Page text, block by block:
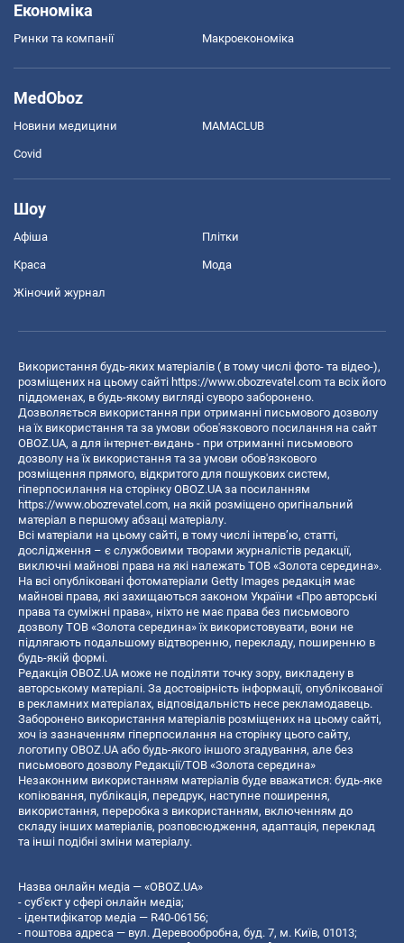
Економіка
Ринки та компанії Макроекономіка
MedOboz
Новини медицини MAMACLUB
Covid
Шоу
Афіша Плітки
Краса Мода
Жіночий журнал
Використання будь-яких матеріалів ( в тому числі фото- та відео-),
розміщених на цьому сайті https://www.obozrevatel.com та всіх його
піддоменах, в будь-якому вигляді суворо заборонено.
Дозволяється використання при отриманні письмового дозволу
на їх використання та за умови обов'язкового посилання на сайт
OBOZ.UA, а для інтернет-видань - при отриманні письмового
дозволу на їх використання та за умови обов'язкового
розміщення прямого, відкритого для пошукових систем,
гіперпосилання на сторінку OBOZ.UA за посиланням
https://www.obozrevatel.com, на якій розміщено оригінальний
матеріал в першому абзаці матеріалу.
Всі матеріали на цьому сайті, в тому числі інтерв’ю, статті,
дослідження – є службовими творами журналістів редакції,
виключні майнові права на які належать ТОВ «Золота середина».
На всі опубліковані фотоматеріали Getty Images редакція має
майнові права, які захищаються законом України «Про авторські
права та суміжні права», ніхто не має права без письмового
дозволу ТОВ «Золота середина» їх використовувати, вони не
підлягають подальшому відтворенню, перекладу, поширенню в
будь-якій формі.
Редакція OBOZ.UA може не поділяти точку зору, викладену в
авторському матеріалі. За достовірність інформації, опублікованої
в рекламних матеріалах, відповідальність несе рекламодавець.
Заборонено використання матеріалів розміщених на цьому сайті,
хоч із зазначенням гіперпосилання на сторінку цього сайту,
логотипу OBOZ.UA або будь-якого іншого згадування, але без
письмового дозволу Редакції/ТОВ «Золота середина»
Незаконним використанням матеріалів буде вважатися: будь-яке
копiювання, публiкацiя, передрук, наступне поширення,
використання, переробка з використанням, включенням до
складу інших матеріалів, розповсюдження, адаптація, переклад
та інші подібні зміни матеріалу.
Назва онлайн медіа — «OBOZ.UA»
- суб'єкт у сфері онлайн медіа;
- ідентифікатор медіа — R40-06156;
- поштова адреса — вул. Деревообробна, буд. 7, м. Київ, 01013;